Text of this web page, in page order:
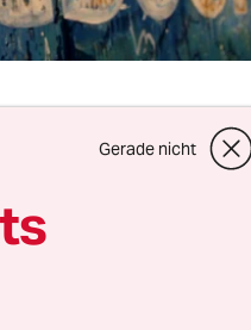
am
Gerade nicht